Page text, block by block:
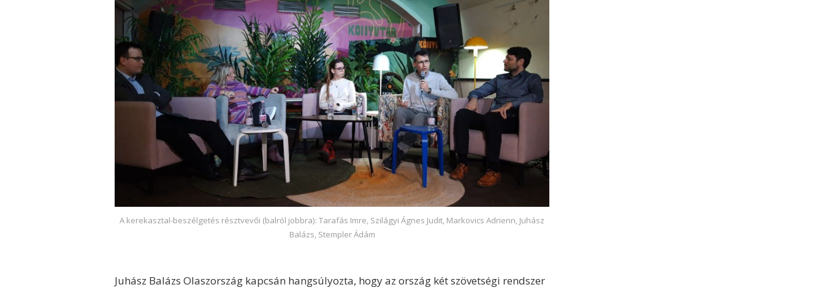
A kerekasztal-beszélgetés résztvevői (balról jobbra): Tarafás Imre, Szilágyi Ágnes Judit, Markovics Adrienn, Juhász
Balázs, Stempler Ádám
Juhász Balázs Olaszország kapcsán hangsúlyozta, hogy az ország két szövetségi rendszer